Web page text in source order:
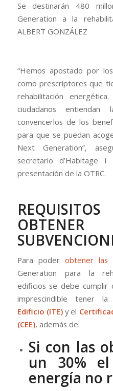
Se destinarán 480
Generation a la
ALBERT GONZÁLEZ
“Hemos apostado por
como prescriptores que
rehabilitación
ciudadanos
convencerlos de los
para que se puedan
Next Generation”,
secretario d’Habitage i
presentación de la OTRC.
Para poderobtener las
Generation para la
edificios se debe cumplir
imprescindible tener la
Edificio (ITE)y el
(CEE), además de:
Si con las
un 30%
energía no